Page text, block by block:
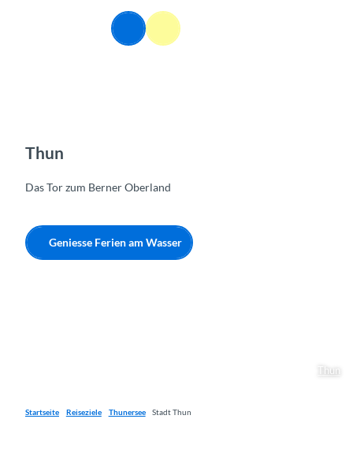
Suche Menü
Thun
Thun
Das Tor zum Berner Oberland
Geniesse Ferien am Wasser
Startseite Reiseziele Thunersee Stadt Thun